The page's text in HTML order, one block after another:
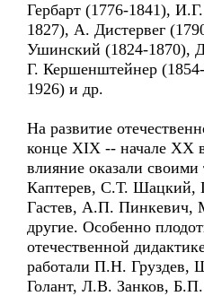
Гербарт (1776-1841),
1827), A. Дистервег
Ушинский (1824-1870),
Г. Кершенштейнер
1926) и др.
На развитие
конце XIX -- начале XX
влияние оказали
Каптерев, С.Т.
Гастев, А.П. Пинкевич,
другие. Особенно
отечественной
работали П.Н.
Голант, Л.В. Занков,